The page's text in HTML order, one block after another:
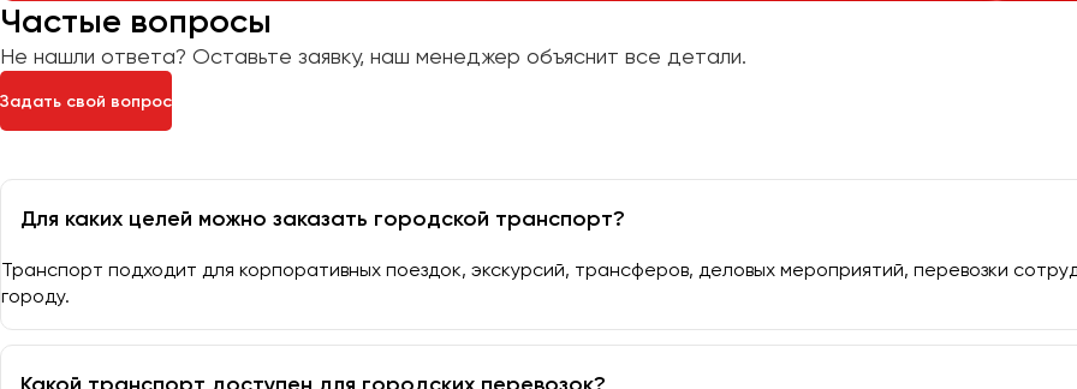
Частые вопросы
Не нашли ответа? Оставьте заявку, наш менеджер объяснит все детали.
Задать свой вопрос
Для каких целей можно заказать городской транспорт?
Транспорт подходит для корпоративных поездок, экскурсий, трансферов, деловых мероприятий, перевозки
городу.